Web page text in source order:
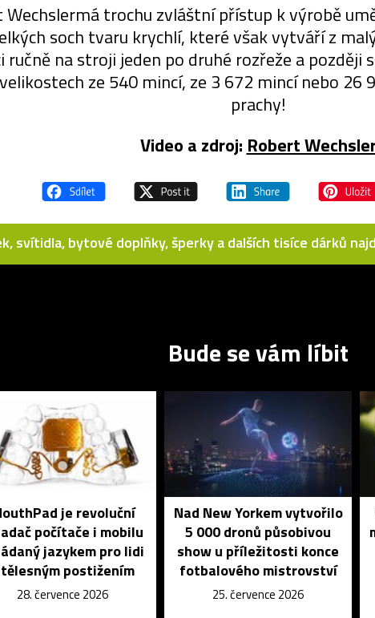
trochu zvláštní přístup k výrobě
soch tvaru krychlí, které však vytváří z
ručně na stroji jeden po druhé rozřeže a
ze 540 mincí, ze 3 672 mincí nebo 26
prachy!
Video a zdroj: Robert
svítidla, bytové doplňky, šperky a dalších tisíce dárků
Bude se vám líbit
je revoluční
počítače i mobilu
jazykem pro lidi
postižením
28. července 2026
Nad New Yorkem vytvořilo
5 000 dronů působivou
show u příležitosti konce
fotbalového mistrovství
25. července 2026